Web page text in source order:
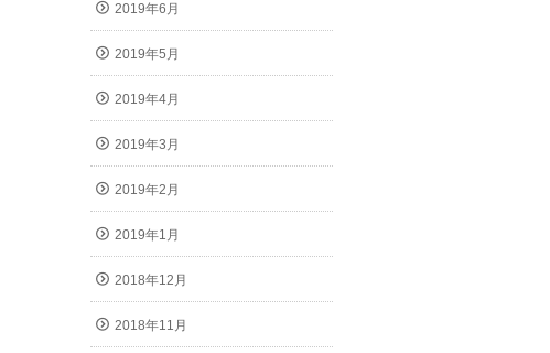
2019年6月
2019年5月
2019年4月
2019年3月
2019年2月
2019年1月
2018年12月
2018年11月